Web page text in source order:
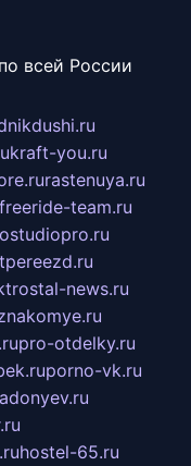
всей России
kraft-you.ru
rastenuya.ru
freeride-team.ru
news.ru
pro-otdelky.ru
porno-vk.ru
adonyev.ru
hostel-65.ru